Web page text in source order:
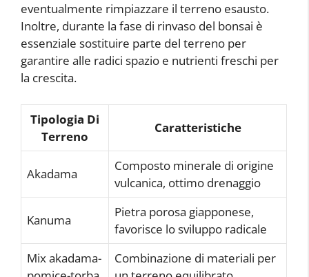
eventualmente rimpiazzare il terreno esausto.
Inoltre, durante la fase di rinvaso del bonsai è
essenziale sostituire parte del terreno per
garantire alle radici spazio e nutrienti freschi per
la crescita.
Tipologia Di
Terreno
Caratteristiche
Akadama
Composto minerale di origine
vulcanica, ottimo drenaggio
Kanuma
Pietra porosa giapponese,
favorisce lo sviluppo radicale
Mix akadama-
Combinazione di materiali per